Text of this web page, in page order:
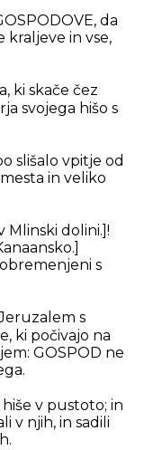
da
kraljeve in vse,
ki skače čez
svojega hišo s
slišalo vpitje od
in veliko
Mlinski dolini.] !
s
s
ki počivajo na
GOSPOD ne
v pustoto; in
v njih, in sadili